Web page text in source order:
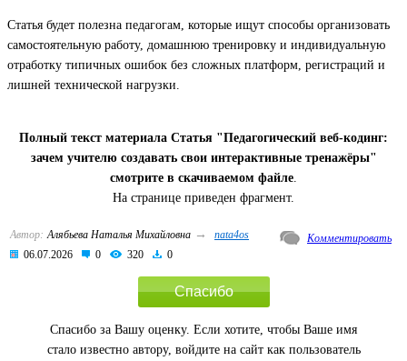
Статья будет полезна педагогам, которые ищут способы организовать
самостоятельную работу, домашнюю тренировку и индивидуальную
отработку типичных ошибок без сложных платформ, регистраций и
лишней технической нагрузки.
Полный текст материала Статья "Педагогический веб-кодинг:
зачем учителю создавать свои интерактивные тренажёры"
смотрите в скачиваемом файле
На странице приведен фрагмент.
Автор: Алябьева Наталья Михайловна →
nata4os
06.07.2026
0 320 0
Комментировать
Спасибо
Спасибо за Вашу оценку. Если хотите, чтобы Ваше имя
стало известно автору, войдите на сайт как пользователь